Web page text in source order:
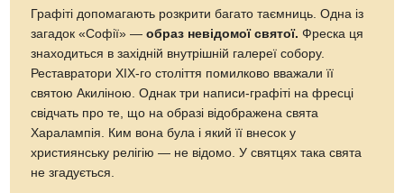
Графіті допомагають розкрити багато таємниць. Одна із
загадок «Софії» —образ невідомої святої. Фреска ця
знаходиться в західній внутрішній галереї собору.
Реставратори XIX-го століття помилково вважали її
святою Акиліною. Однак три написи-графіті на фресці
свідчать про те, що на образі відображена свята
Харалампія. Ким вона була і який її внесок у
християнську релігію — не відомо. У святцях така свята
не згадується.